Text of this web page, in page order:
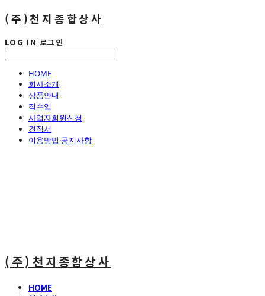
(주)천지종합상사
LOG IN 로그인
HOME
회사소개
상품안내
직수입
사업자회원신청
견적서
이용방법·공지사항
(주)천지종합상사
HOME